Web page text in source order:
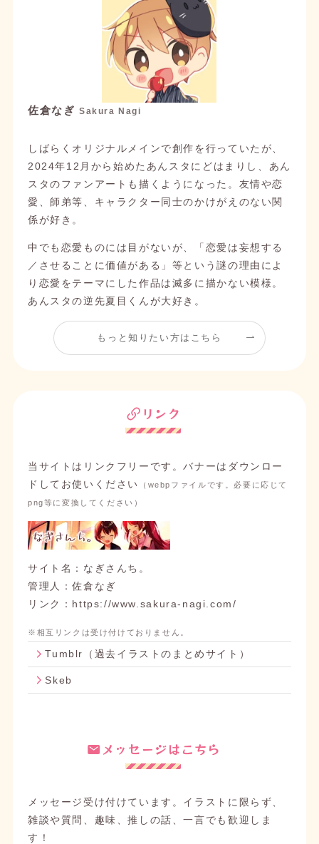
ブログ
【新作イラスト】宗くん、お誕生日おめでとう＆
五奇人の良さを語りたいを投稿しました。
ブログ
あんスタおでかけミッションの感想を語りたい
投稿しました。
2025/10/07 イラスト
作品一覧にあんさんぶるスターズ！イラストを2
枚追加しました。
2025/10/07
た。
2025/09/12 イラスト
作品一覧にあんさんぶるスターズ！イラストを2
2025/08/17
ブログ
【新作イラスト】Switchファン感謝祭イベントに
2025/07/20 イラスト
作品一覧にあんさんぶるスターズ！イラストを1
枚追加しました。
【イラスト新作】水彩しののん＆新規スカウトに
ついて語るを投稿しました。
2025/07/15
作品一覧にあんさんぶるスターズ！イラストを1
枚追加しました。
2025/07/04 ブログ
ブログ
ロススカウトについて語る
を投稿しました。
2025/06/30
佐倉なぎ Sakura Nagi
しばらくオリジナルメインで創作を行っていたが、
2024年12月から始めたあんスタにどはまりし、あん
スタのファンアートも描くようになった。友情や恋
愛、師弟等、キャラクター同士のかけがえのない関
係が好き。
中でも恋愛ものには目がないが、「恋愛は妄想する
／させることに価値がある」等という謎の理由によ
り恋愛をテーマにした作品は滅多に描かない模様。
あんスタの逆先夏目くんが大好き。
もっと知りたい方はこちら
リンク
当サイトはリンクフリーです。バナーはダウンロー
ドしてお使いください
（webpファイルです。必要に応じて
png等に変換してください）
サイト名：なぎさんち。
管理人：佐倉なぎ
リンク：https://www.sakura-nagi.com/
※相互リンクは受け付けておりません。
Tumblr（過去イラストのまとめサイト）
Skeb
メッセージはこちら
メッセージ受け付けています。イラストに限らず、
雑談や質問、趣味、推しの話、一言でも歓迎しま
す！